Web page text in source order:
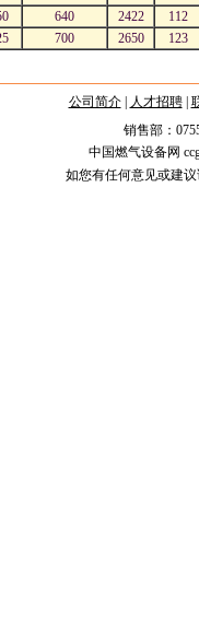
640 2422
112
700 2650 123
公司简介| 人才招聘|
销售部：
中国燃气设备网
如您有任何意见或建